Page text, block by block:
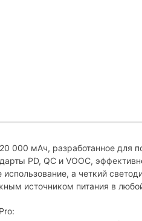
000 мАч, разработанное
PD, QC и VOOC,
а четкий
источником питания в